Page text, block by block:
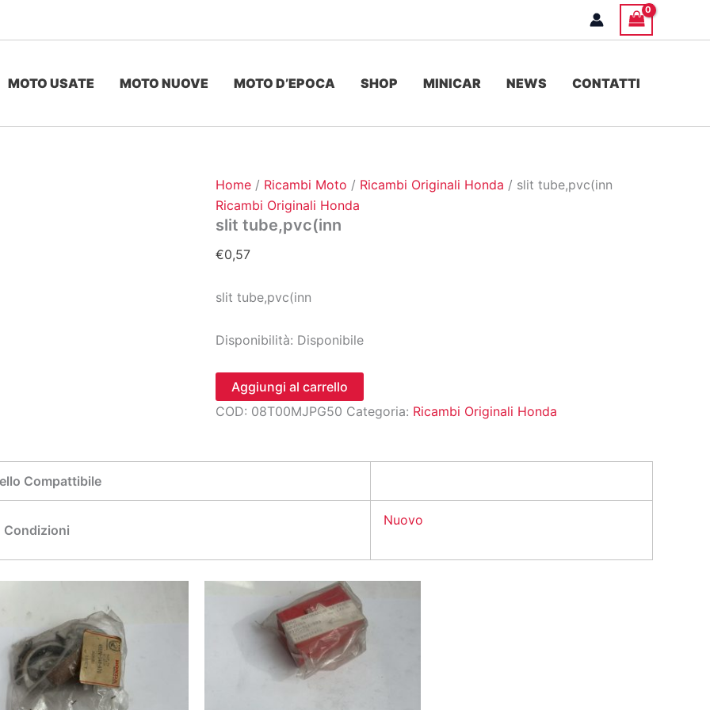
MOTO USATE MOTO NUOVE MOTO D’EPOCA SHOP MINICAR NEWS CONTATTI
Home / Ricambi Moto / Ricambi Originali Honda / slit tube,pvc(inn
Ricambi Originali Honda
slit tube,pvc(inn
€0,57
slit tube,pvc(inn
Disponibilità: Disponibile
tube,pvc(inn
quantità
Aggiungi al carrello
COD: 08T00MJPG50 Categoria: Ricambi Originali Honda
Compattibile
Condizioni
Nuovo